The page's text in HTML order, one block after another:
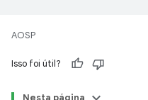
AOSP
Isso foi útil?
Nesta página